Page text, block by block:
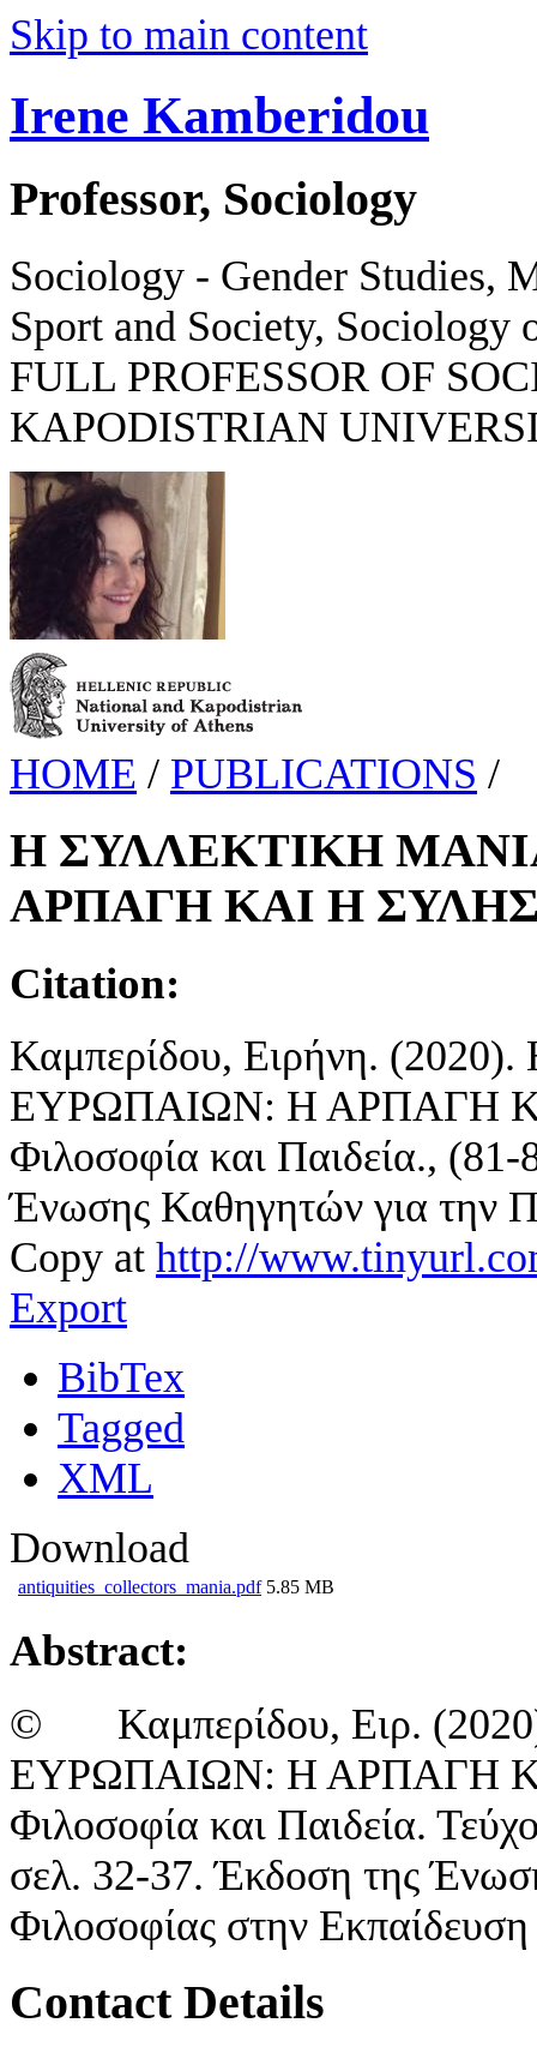
Skip to main content
Irene Kamberidou
Professor, Sociology
Sociology - Gender Studies,
Sport and Society,
FULL PROFESSOR OF
KAPODISTRIAN
HOME / PUBLICATIONS /
Η ΣΥΛΛΕΚΤΙΚΗ
ΑΡΠΑΓΗ ΚΑΙ Η
Citation:
Καμπερίδου, Ειρήνη.
ΕΥΡΩΠΑΙΩΝ: Η ΑΡΠΑΓΗ
Φιλοσοφία και Παιδεία.,
Ένωσης Καθηγητών για την
Copy at http://
Export
BibTex
Tagged
XML
Download
antiquities_collectors_mania.pdf 5.85 MB
Abstract:
© Καμπερίδου, Ειρ.
ΕΥΡΩΠΑΙΩΝ: Η ΑΡΠΑΓΗ
Φιλοσοφία και Παιδεία.
σελ. 32-37. Έκδοση της
Φιλοσοφίας στην
Contact Details